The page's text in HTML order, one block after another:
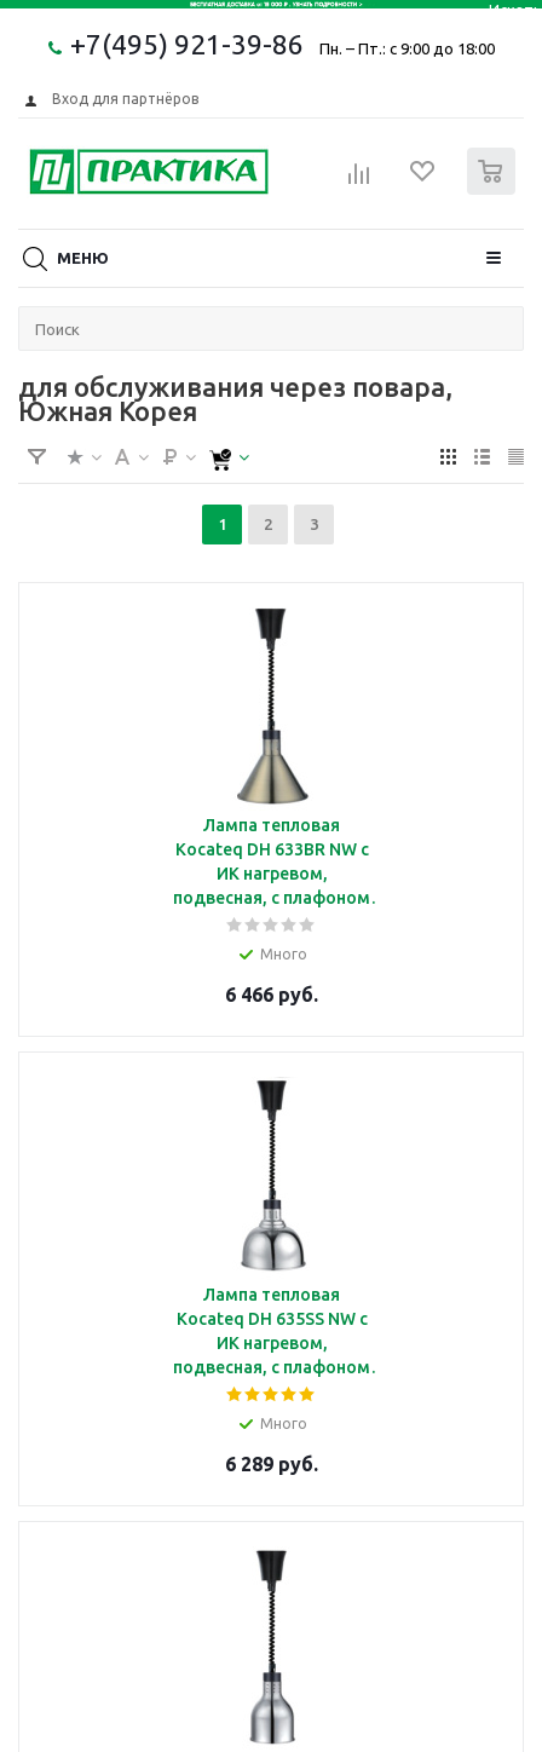
+7(495) 921-39-86 Пн. – Пт.: с 9:00 до 18:00
Вход для партнёров
МЕНЮ
для обслуживания через повара,
Южная Корея
1 2 3
Лампа тепловая
Kocateq DH 633BR NW c
ИК нагревом,
подвесная, с плафоном
бронзового цвета
Ø270*225 мм
Много
6 466 руб.
Лампа тепловая
Kocateq DH 635SS NW c
ИК нагревом,
подвесная, с плафоном
стального цвета
Ø250*220 мм
Много
6 289 руб.